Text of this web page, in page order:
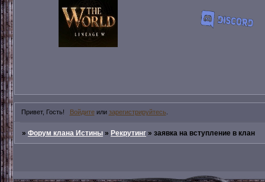
Привет, Гость! Войдитеили зарегистрируйтесь
»Форум клана Истины »Рекрутинг »заявка на вступление в клан